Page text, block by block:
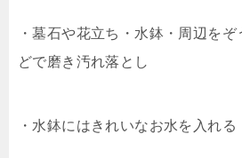
・墓石や花立ち・水鉢・周辺を
どで磨き汚れ落とし
・水鉢にはきれいなお水を入れる